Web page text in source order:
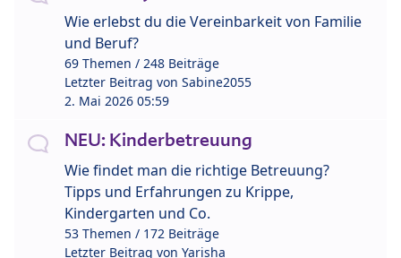
Wie erlebst du die Vereinbarkeit von Familie
und Beruf?
69 Themen / 248 Beiträge
Letzter Beitrag von Sabine2055
2. Mai 2026 05:59
NEU: Kinderbetreuung
Wie findet man die richtige Betreuung?
Tipps und Erfahrungen zu Krippe,
Kindergarten und Co.
53 Themen / 172 Beiträge
Letzter Beitrag von Yarisha